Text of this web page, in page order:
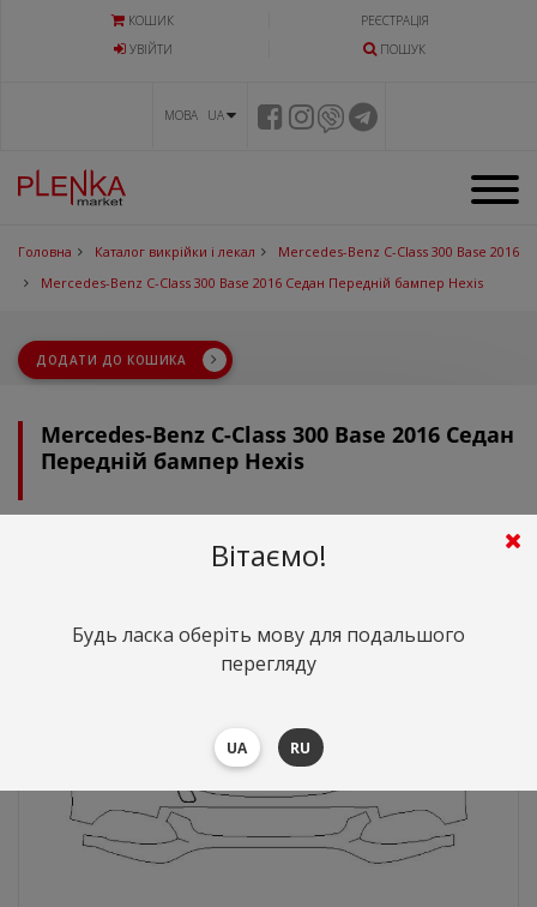
КОШИК
РЕЄСТРАЦІЯ
УВIЙТИ
ПОШУК
МОВА UA
Головна Каталог викрійки і лекал
Mercedes-Benz C-Class 300 Base 2016
Mercedes-Benz C-Class 300 Base 2016 Седан Передній бампер Hexis
ДОДАТИ ДО КОШИКА
Mercedes-Benz C-Class 300 Base 2016 Седан
Передній бампер Hexis
грн. ($165.6)
Вітаємо!
Будь ласка оберіть мову для подальшого
перегляду
UA RU